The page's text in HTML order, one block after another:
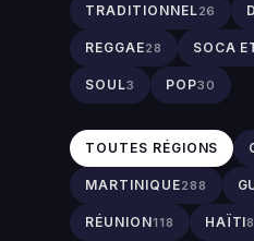
TRADITIONNEL26
REGGAE28 SOCA
SOUL3 POP30
TOUTES RÉGIONS
MARTINIQUE288
RÉUNION118 HAÏTI8